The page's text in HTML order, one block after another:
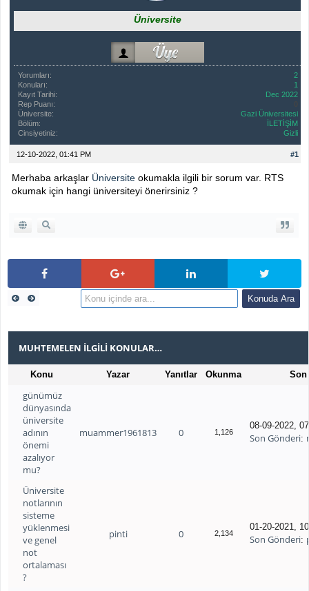
Üniversite
Yorumları:
2
Konuları:
1
Kayıt Tarihi:
Dec 2022
Rep Puanı:
Üniversite:
Gazi Üniversitesi
Bölüm:
İLETİŞİM
Cinsiyetiniz:
Gizli
#1
12-10-2022, 01:41 PM
Merhaba arkaşlar Üniversiteokumakla ilgili bir sorum var. RTS
okumak için hangi üniversiteyi önerirsiniz ?
MUHTEMELEN İLGILI KONULAR…
Konu Yazar Yanıtlar Okunma Son
günümüz
dünyasında
üniversite
adının
önemi
azalıyor
mu?
muammer1961813 0 1,126
08-09-2022,
Son Gönderi:
Üniversite
notlarının
sisteme
yüklenmesi
ve genel
not
ortalaması
?
pinti 0 2,134
01-20-2021,
Son Gönderi: